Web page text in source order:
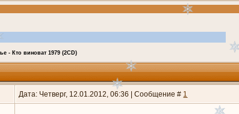
- Кто виноват 1979 (2CD)
Дата: Четверг, 12.01.2012, 06:36 | Сообщение # 1